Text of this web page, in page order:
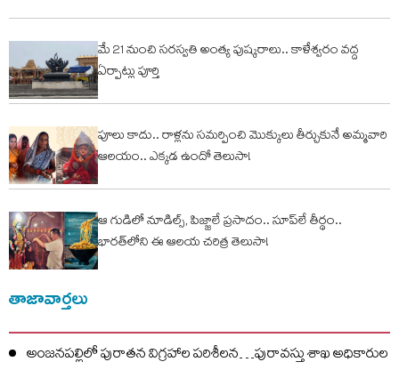
మే 21 నుంచి సరస్వతి అంత్య పుష్కరాలు.. కాళేశ్వరం వద్ద
ఏర్పాట్లు పూర్తి
పూలు కాదు.. రాళ్లను సమర్పించి మొక్కులు తీర్చుకునే అమ్మవారి
ఆలయం.. ఎక్కడ ఉందో తెలుసా!
ఆ గుడిలో నూడిల్స్, పిజ్జాలే ప్రసాదం.. సూప్‌లే తీర్థం..
భారత్‌లోని ఈ ఆలయ చరిత్ర తెలుసా!
తాజావార్తలు
అంజనపల్లిలో పురాతన విగ్రహాల పరిశీలన…పురావస్తు శాఖ అధికారుల